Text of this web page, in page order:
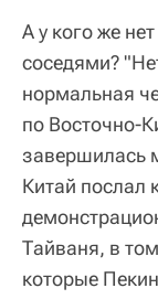
А у кого же
соседями?
нормальная
по Восточно-
завершилась
Китай послал
Тайваня, в
которые